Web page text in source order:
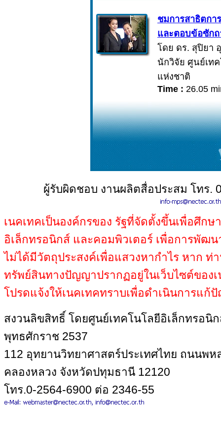
ชมการสาธิตกา
และตอบข้อซัก
โดย ดร. สุปิยา
นักวิจัย ศูนย์เท
แห่งชาติ
Time : 26.05
ผู้รับผิดชอบ งานผลิตสื่อประสม โทร.
เนคเทคเป็นองค์กรของ รัฐที่จัดตั้งขึ้นเพื่อศึกษ
อิเล็กทรอนิกส์ และคอมพิวเตอร์ เพื่อการพัฒน
ไม่ได้มีวัตถุประสงค์เพื่อแสวงหากำไร หาก ท่
ทรัพย์สินทางปัญญาปรากฏอยู่ในเว็บไซต์ของเ
โปรดแจ้งให้เนคเทคทราบเพื่อดำเนินการแก้
สงวนลิขสิทธิ์ โดยศูนย์เทคโนโลยีอิเล็กทรอนิ
พุทธศักราช 2537
112 อุทยานวิทยาศาสตร์ประเทศไทย ถนนพ
คลองหลวง จังหวัดปทุมธานี 12120
โทร.0-2564-6900 ต่อ 2346-55